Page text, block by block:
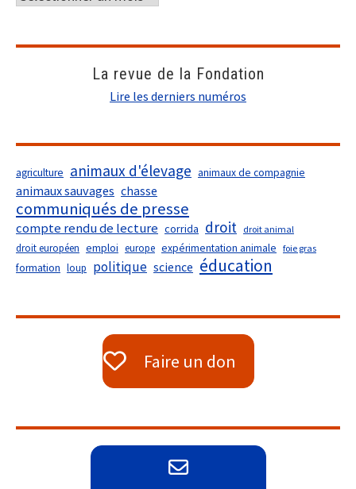
La revue de la Fondation
Lire les derniers numéros
agriculture animaux d'élevage animaux de compagnie
animaux sauvages chasse
communiqués de presse
compte rendu de lecture corrida droit droit animal
droit européen emploi europe expérimentation animale foie gras
formation loup politique science éducation
Faire un don